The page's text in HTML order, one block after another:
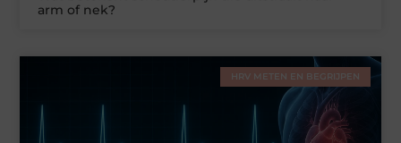
arm of nek?
HRV METEN EN BEGRIJPEN